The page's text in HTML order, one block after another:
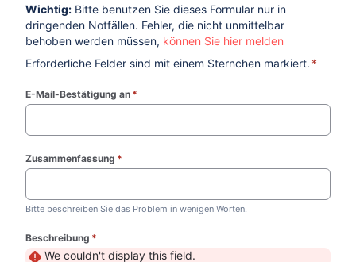
Wichtig: Bitte benutzen Sie dieses Formular nur in
dringenden Notfällen. Fehler, die nicht unmittelbar
behoben werden müssen, können Sie hier melden
Erforderliche Felder sind mit einem Sternchen markiert. *
E-Mail-Bestätigung an *
Zusammenfassung *
Bitte beschreiben Sie das Problem in wenigen Worten.
Beschreibung *
We couldn't display this field.